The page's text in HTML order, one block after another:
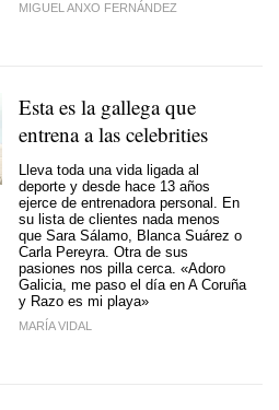
MIGUEL ANXO FERNÁNDEZ
Esta es la gallega que
entrena a las celebrities
Lleva toda una vida ligada al
deporte y desde hace 13 años
ejerce de entrenadora personal. En
su lista de clientes nada menos
que Sara Sálamo, Blanca Suárez o
Carla Pereyra. Otra de sus
pasiones nos pilla cerca. «Adoro
Galicia, me paso el día en A Coruña
y Razo es mi playa»
MARÍA VIDAL